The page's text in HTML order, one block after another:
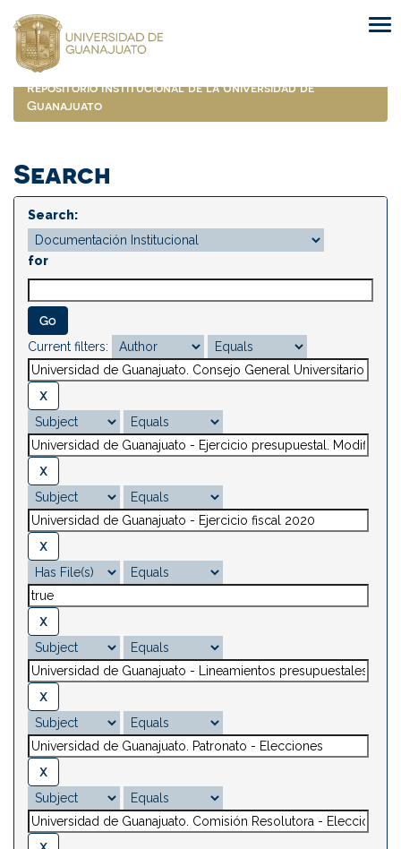
navigation
Repositorio Institucional de la Universidad de
Guanajuato
Search
Search:
for
Current filters: